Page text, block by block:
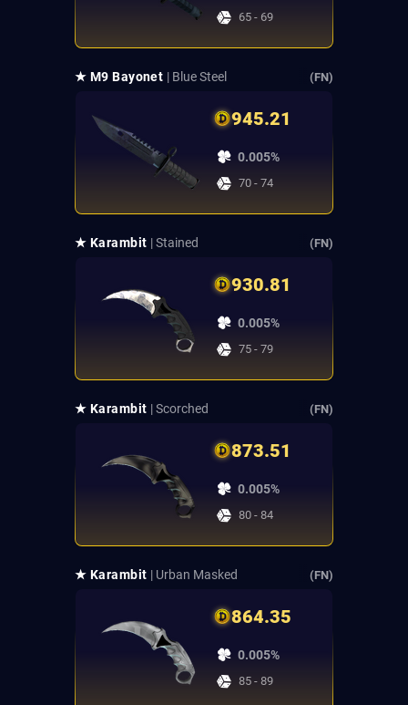
65 - 69
★ M9 Bayonet | Blue Steel (FN)
945.21
0.005%
70 - 74
★ Karambit | Stained (FN)
930.81
0.005%
75 - 79
★ Karambit | Scorched (FN)
873.51
0.005%
80 - 84
★ Karambit | Urban Masked (FN)
864.35
0.005%
85 - 89